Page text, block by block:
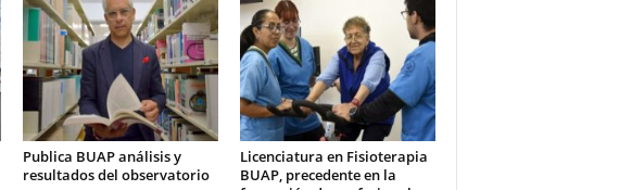
Publica BUAP análisis y
resultados del observatorio
Licenciatura en Fisioterapia
BUAP, precedente en la